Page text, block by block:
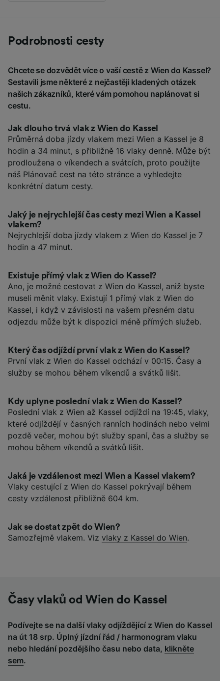
Podrobnosti cesty
Chcete se dozvědět více o vaší cestě z Wien do Kassel?
Sestavili jsme některé z nejčastěji kladených otázek
našich zákazníků, které vám pomohou naplánovat si
cestu.
Jak dlouho trvá vlak z Wien do Kassel
Průměrná doba jízdy vlakem mezi Wien a Kassel je 8
hodin a 34 minut, s přibližně 16 vlaky denně. Může být
prodloužena o víkendech a svátcích, proto použijte
náš Plánovač cest na této stránce a vyhledejte
konkrétní datum cesty.
Jaký je nejrychlejší čas cesty mezi Wien a Kassel
vlakem?
Nejrychlejší doba jízdy vlakem z Wien do Kassel je 7
hodin a 47 minut.
Existuje přímý vlak z Wien do Kassel?
Ano, je možné cestovat z Wien do Kassel, aniž byste
museli měnit vlaky. Existují 1 přímý vlak z Wien do
Kassel, i když v závislosti na vašem přesném datu
odjezdu může být k dispozici méně přímých služeb.
Který čas odjíždí první vlak z Wien do Kassel?
První vlak z Wien do Kassel odchází v 00:15. Časy a
služby se mohou během víkendů a svátků lišit.
Kdy uplyne poslední vlak z Wien do Kassel?
Poslední vlak z Wien až Kassel odjíždí na 19:45, vlaky,
které odjíždějí v časných ranních hodinách nebo velmi
pozdě večer, mohou být služby spaní, čas a služby se
mohou během víkendů a svátků lišit.
Jaká je vzdálenost mezi Wien a Kassel vlakem?
Vlaky cestující z Wien do Kassel pokrývají během
cesty vzdálenost přibližně 604 km.
Jak se dostat zpět do Wien?
Samozřejmě vlakem. Viz vlaky z Kassel do Wien.
Časy vlaků od Wien do Kassel
Podívejte se na další vlaky odjíždějící z Wien do Kassel
na út 18 srp. Úplný jízdní řád / harmonogram vlaku
nebo hledání pozdějšího času nebo data, klikněte
sem.